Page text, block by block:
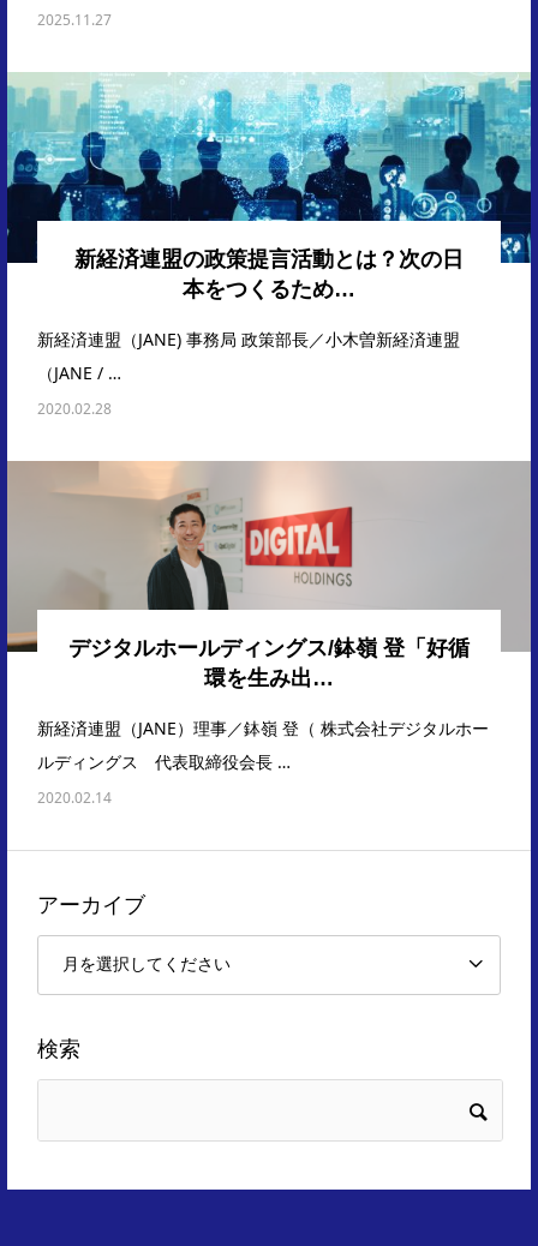
2025.11.27
新経済連盟の政策提言活動とは？次の日
本をつくるため…
新経済連盟（JANE) 事務局 政策部長／小木曽新経済連盟
（JANE / …
2020.02.28
デジタルホールディングス/鉢嶺 登「好循
環を生み出…
新経済連盟（JANE）理事／鉢嶺 登（ 株式会社デジタルホー
ルディングス 代表取締役会長 …
2020.02.14
アーカイブ
検索